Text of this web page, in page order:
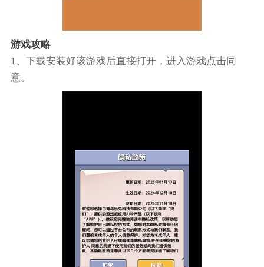
游戏攻略
1、下载安装好该游戏后直接打开，进入游戏点击同
意。